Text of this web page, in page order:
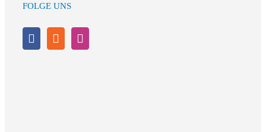
FOLGE UNS